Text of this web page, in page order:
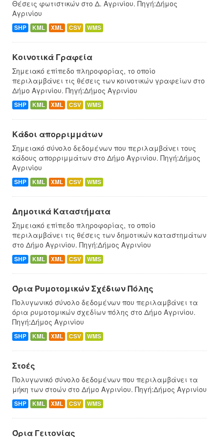
Θέσεις φωτιστικών στο Δ. Αγρινίου. Πηγή:Δήμος
Αγρινίου
SHP KML XML CSV WMS
Κοινοτικά Γραφεία
Σημειακό επίπεδο πληροφορίας, το οποίο
περιλαμβάνει τις θέσεις των κοινοτικών γραφείων στο
Δήμο Αγρινίου. Πηγή:Δήμος Αγρινίου
SHP KML XML CSV WMS
Κάδοι απορριμμάτων
Σημειακό σύνολο δεδομένων που περιλαμβάνει τους
κάδους απορριμμάτων στο Δήμο Αγρινίου. Πηγή:Δήμος
Αγρινίου
SHP KML XML CSV WMS
Δημοτικά Καταστήματα
Σημειακό επίπεδο πληροφορίας, το οποίο
περιλαμβάνει τις θέσεις των δημοτικών καταστημάτων
στο Δήμο Αγρινίου. Πηγή:Δήμος Αγρινίου
SHP KML XML CSV WMS
Όρια Ρυμοτομικών Σχέδιων Πόλης
Πολυγωνικό σύνολο δεδομένων που περιλαμβάνει τα
όρια ρυμοτομικών σχεδίων πόλης στο Δήμο Αγρινίου.
Πηγή:Δήμος Αγρινίου
SHP KML XML CSV WMS
Στοές
Πολυγωνικό σύνολο δεδομένων που περιλαμβάνει τα
μήκη των στοών στο Δήμο Αγρινίου. Πηγή:Δήμος Αγρινίου
SHP KML XML CSV WMS
Όρια Γειτονίας